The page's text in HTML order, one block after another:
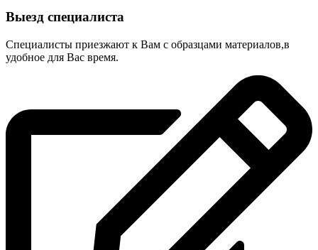
Выезд специалиста
Специалисты приезжают к Вам с образцами материалов,в
удобное для Вас время.